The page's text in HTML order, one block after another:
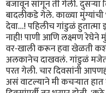
बजावून सांगून ती गेली. दुसऱ्या
बादलीकडे गेले. काळ्या मुंग्यांची
देवा...! पहिलीच गांडुळं
नाही! पाणी आणि लक्ष्मण रेघेने
वर-खाली करून हवा खेळती
अलकानेच दाखवलं. गांडुळं
परत गेली. चार दिवसांनी
असं वाटल्याने मी कचऱ्यात